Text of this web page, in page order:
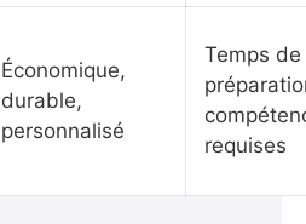
Économique,
durable,
personnalisé
Temps de
requises